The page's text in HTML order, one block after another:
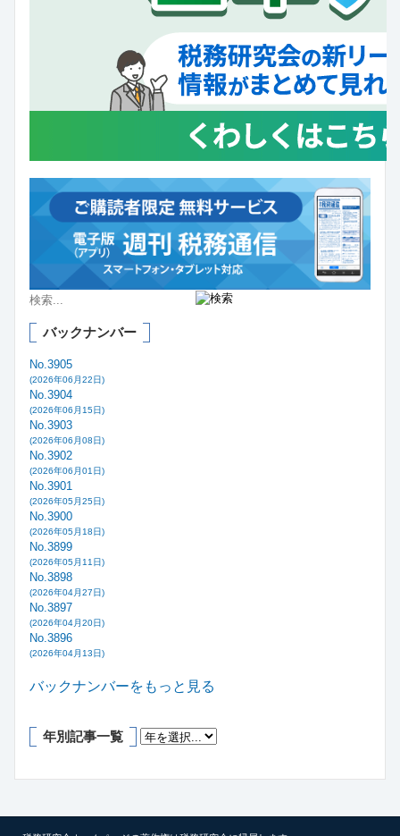
バックナンバー
No.3905
(2026年06月22日)
No.3904
(2026年06月15日)
No.3903
(2026年06月08日)
No.3902
(2026年06月01日)
No.3901
(2026年05月25日)
No.3900
(2026年05月18日)
No.3899
(2026年05月11日)
No.3898
(2026年04月27日)
No.3897
(2026年04月20日)
No.3896
(2026年04月13日)
バックナンバーをもっと見る
年別記事一覧